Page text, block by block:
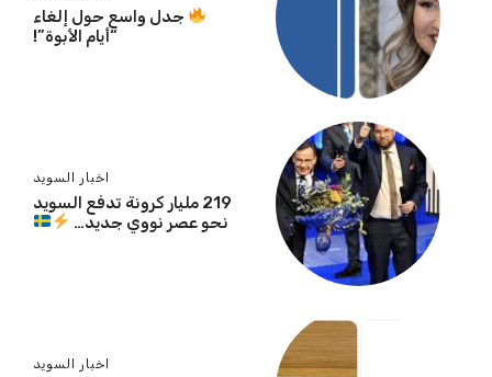
جدل واسع حول إلغاء
“أيام الأبوة”!
اخبار السويد
219 مليار كرونة تدفع السويد
نحو عصر نووي جديد…
اخبار السويد